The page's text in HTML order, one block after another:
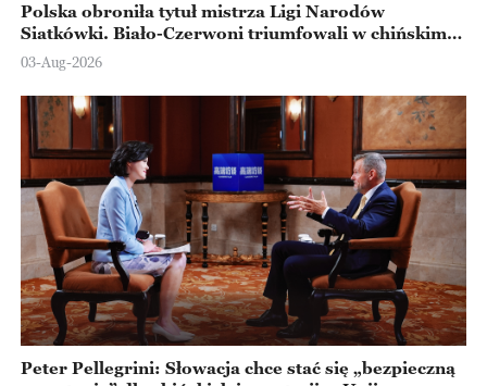
Polska obroniła tytuł mistrza Ligi Narodów
Siatkówki. Biało-Czerwoni triumfowali w chińskim
Ningbo
03-Aug-2026
Peter Pellegrini: Słowacja chce stać się „bezpieczną